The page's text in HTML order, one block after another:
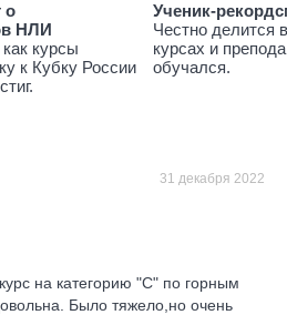
о
НЛИ
курсы
к Кубку России
Ученик-
Честно делится
курсах и
обучался.
31 декабря 2022
на категорию "С" по горным
Было тяжело,но очень